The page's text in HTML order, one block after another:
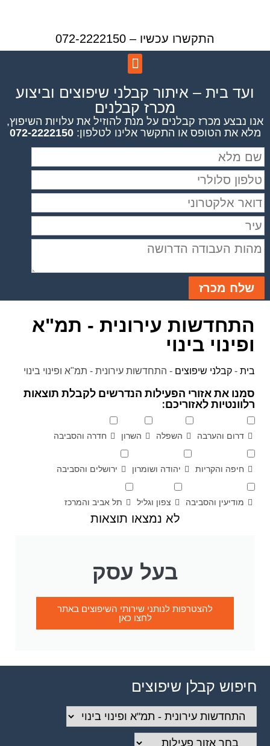
התקשרו עכשיו – 072-2222150
ועד בית – איתור קבלני שיפוצים וביצוע
מכרז קבלנים
אנו נבצע מכרז קבלנים על מנת להוזיל את עלויות השיפוץ,
מלא את הטופס או התקשר אלינו לטלפון:072-2222150
שלח מכרז
התחדשות עירונית - תמ"א
ופינוי בינוי
בית - קבלני שיפוצים - התחדשות עירונית - תמ"א ופינוי בינוי
סמנו את אזורי הפעילות הנדרשים לקבלת תוצאות
רלוונטיות לאזוריכם:
דרום והערבה השפלה השרון חדרה והסביבה
חיפה והקריות יהודה ושומרון ירושלים והסביבה
מודיעין והסביבה צפון וגליל תל אביב והמרכז
לא נמצאו תוצאות
בעל עסק
להצטרפות לנותני שירותי השיפוצים באתר
לחצו כאן
חיפוש קבלן שיפוצים